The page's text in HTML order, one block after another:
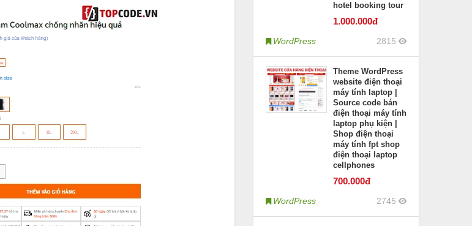
hotel booking tour
1.000.000đ
WordPress 2815
Theme WordPress
website điện thoại
máy tính laptop |
Source code bán
điện thoại máy tính
laptop phụ kiện |
Shop điện thoại
máy tính fpt shop
điện thoại laptop
cellphones
700.000đ
WordPress 2745